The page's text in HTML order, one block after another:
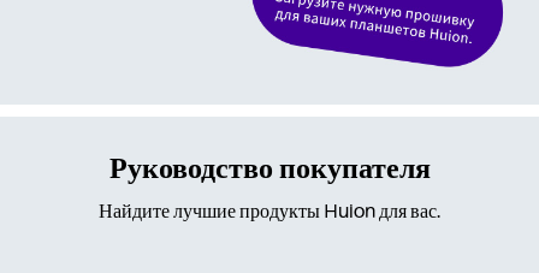
Руководство покупателя
Найдите лучшие продукты Huion для вас.